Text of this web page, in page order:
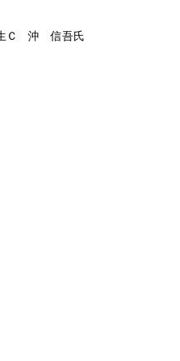
生Ｃ 沖 信吾氏